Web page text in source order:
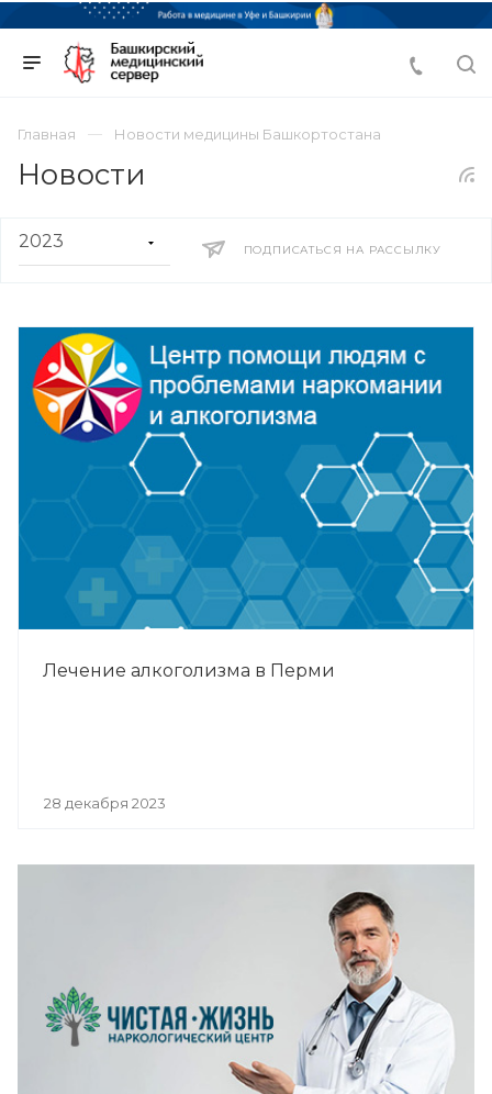
Главная Новости медицины Башкортостана
Новости
ПОДПИСАТЬСЯ НА РАССЫЛКУ
Лечение алкоголизма в Перми
28 декабря 2023